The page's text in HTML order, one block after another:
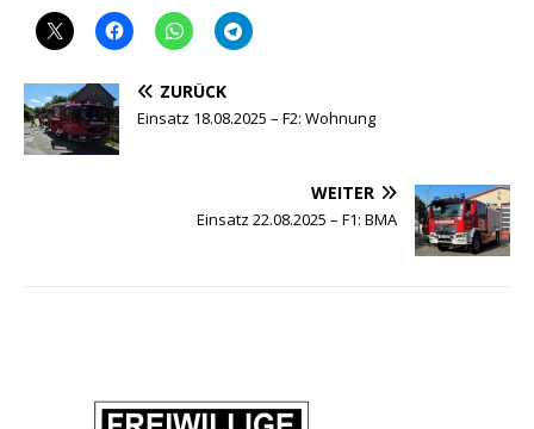
ZURÜCK
Einsatz 18.08.2025 – F2: Wohnung
WEITER
Einsatz 22.08.2025 – F1: BMA